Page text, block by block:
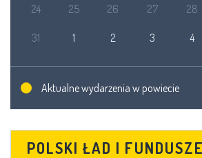
24 25 26 27 28
31 1 2 3 4
Aktualne wydarzenia w powiecie
POLSKI ŁAD I